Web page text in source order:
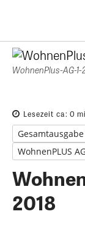
WohnenPlus-AG-1-
Lesezeit ca: 0
WohnenPLUS
2018